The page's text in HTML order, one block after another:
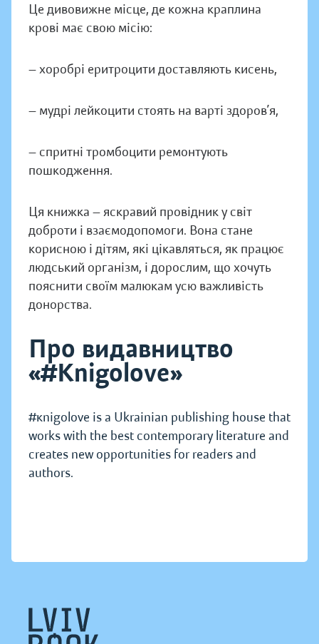
Це дивовижне місце, де кожна краплина
крові має свою місію:
— хоробрі еритроцити доставляють кисень,
— мудрі лейкоцити стоять на варті здоров’я,
— спритні тромбоцити ремонтують
пошкодження.
Ця книжка — яскравий провідник у світ
доброти і взаємодопомоги. Вона стане
корисною і дітям, які цікавляться, як працює
людський організм, і дорослим, що хочуть
пояснити своїм малюкам усю важливість
донорства.
Про видавництво
«#Knigolove»
#кnigolove is a Ukrainian publishing house that
works with the best contemporary literature and
creates new opportunities for readers and
authors.